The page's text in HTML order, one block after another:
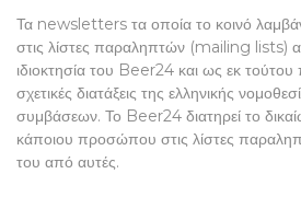
Τα newsletters τα οποία το κοινό
στις λίστες παραληπτών (mailing lists)
ιδιοκτησία του Beer24 και ως εκ τούτου
σχετικές διατάξεις της ελληνικής
συμβάσεων. Το Beer24 διατηρεί το
κάποιου προσώπου στις λίστες
του από αυτές.